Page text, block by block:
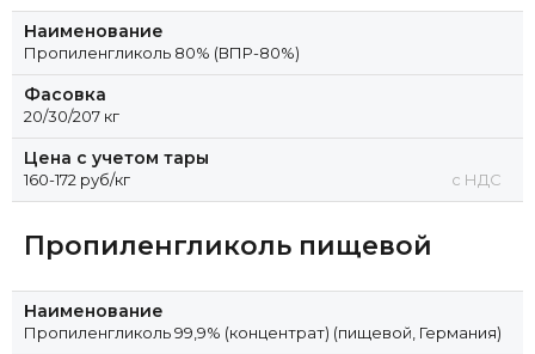
Наименование
Пропиленгликоль 80% (ВПР-80%)
Фасовка
20/30/207 кг
Цена с учетом тары
160-172 руб/кг с НДС
Пропиленгликоль пищевой
Наименование
Пропиленгликоль 99,9% (концентрат) (пищевой, Германия)